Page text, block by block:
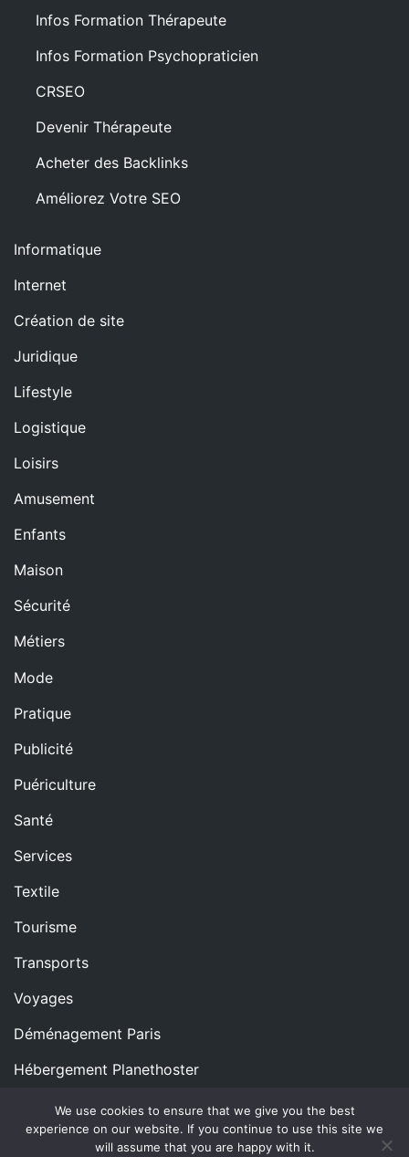
Infos Formation Thérapeute
Infos Formation Psychopraticien
CRSEO
Devenir Thérapeute
Acheter des Backlinks
Améliorez Votre SEO
Informatique
Internet
Création de site
Juridique
Lifestyle
Logistique
Loisirs
Amusement
Enfants
Maison
Sécurité
Métiers
Mode
Pratique
Publicité
Puériculture
Santé
Services
Textile
Tourisme
Transports
Voyages
Déménagement Paris
Hébergement Planethoster
Copyright © All rights reserved. Proudly powered by
We use cookies to ensure that we give you the best
experience on our website. If you continue to use this site we
will assume that you are happy with it.